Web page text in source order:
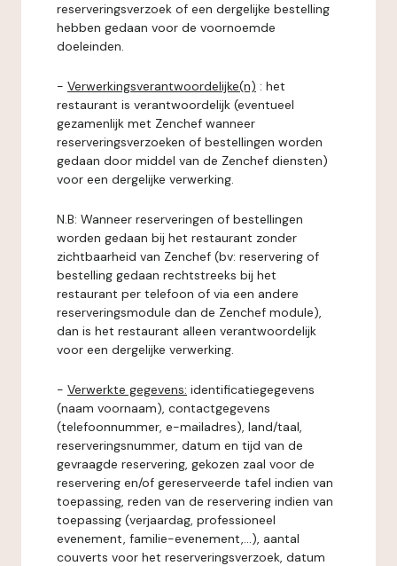
reserveringsverzoek of een dergelijke bestelling
hebben gedaan voor de voornoemde
doeleinden.
- Verwerkingsverantwoordelijke(n) : het
restaurant is verantwoordelijk (eventueel
gezamenlijk met Zenchef wanneer
reserveringsverzoeken of bestellingen worden
gedaan door middel van de Zenchef diensten)
voor een dergelijke verwerking.
N.B: Wanneer reserveringen of bestellingen
worden gedaan bij het restaurant zonder
zichtbaarheid van Zenchef (bv: reservering of
bestelling gedaan rechtstreeks bij het
restaurant per telefoon of via een andere
reserveringsmodule dan de Zenchef module),
dan is het restaurant alleen verantwoordelijk
voor een dergelijke verwerking.
- Verwerkte gegevens: identificatiegegevens
(naam voornaam), contactgegevens
(telefoonnummer, e-mailadres), land/taal,
reserveringsnummer, datum en tijd van de
gevraagde reservering, gekozen zaal voor de
reservering en/of gereserveerde tafel indien van
toepassing, reden van de reservering indien van
toepassing (verjaardag, professioneel
evenement, familie-evenement,...), aantal
couverts voor het reserveringsverzoek, datum